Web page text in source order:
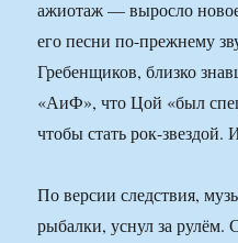
ажиотаж — выросло
его песни по-прежнему
Гребенщиков, близко
«АиФ», что Цой «был
чтобы стать рок-
По версии следствия,
рыбалки, уснул за рулём.